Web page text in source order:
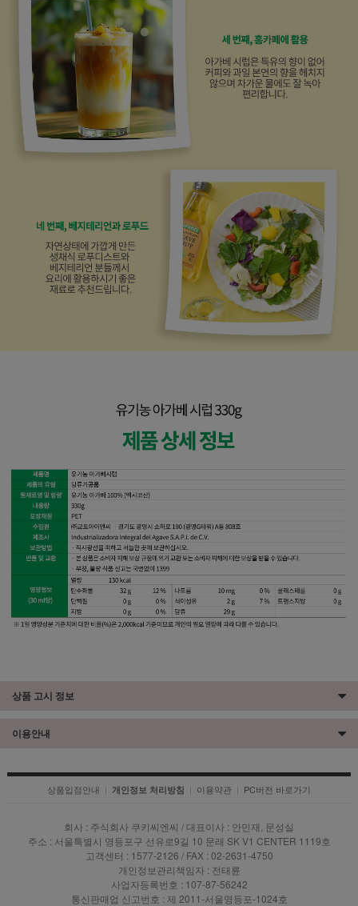
상품 고시 정보
이용안내
상품입점안내 | 개인정보 처리방침 | 이용약관 | PC버전 바로가기
회사 : 주식회사 쿠키씨엔씨 / 대표이사 : 안민재, 문성실
주소 : 서울특별시 영등포구 선유로9길 10 문래 SK V1 CENTER 1119호
고객센터 : 1577-2126 / FAX : 02-2631-4750
개인정보관리책임자 : 전태륜
사업자등록번호 : 107-87-56242
통신판매업 신고번호 : 제 2011-서울영등포-1024호